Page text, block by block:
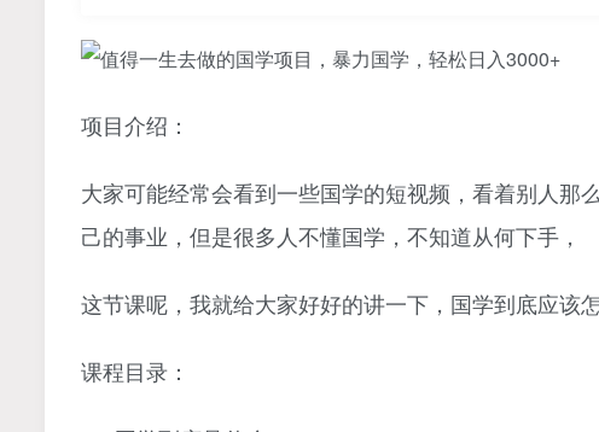
项目介绍：
大家可能经常会看到一些国学的短视频，看着别人那
己的事业，但是很多人不懂国学，不知道从何下手，
这节课呢，我就给大家好好的讲一下，国学到底应该
课程目录：